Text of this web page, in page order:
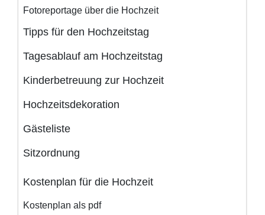
Fotoreportage über die Hochzeit
Tipps für den Hochzeitstag
Tagesablauf am Hochzeitstag
Kinderbetreuung zur Hochzeit
Hochzeitsdekoration
Gästeliste
Sitzordnung
Kostenplan für die Hochzeit
Kostenplan als pdf